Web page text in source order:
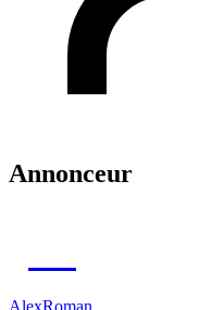
Annonceur